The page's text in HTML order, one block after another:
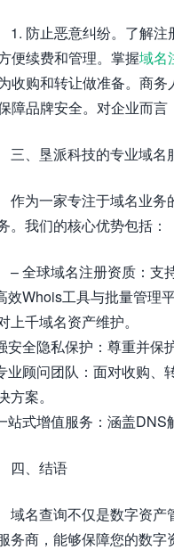
1. 防止恶意纠纷。了解注
便续费和管理。掌握域名
收购和转让做准备。商务
障品牌安全。对企业而言
三、垦派科技的专业域名
作为一家专注于域名业务
。我们的核心优势包括：
– 全球域名注册资质：支
效Whois工具与批量管理
上千域名资产维护。
安全隐私保护：尊重并保
业顾问团队：面对收购、
方案。
站式增值服务：涵盖DNS
四、结语
域名查询不仅是数字资产
务商，能够保障您的数